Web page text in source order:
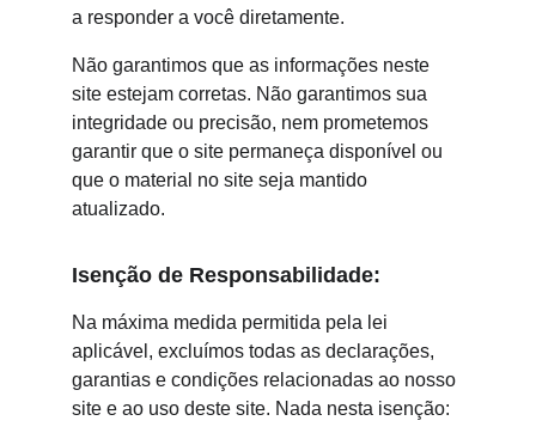
a responder a você diretamente.
Não garantimos que as informações neste
site estejam corretas. Não garantimos sua
integridade ou precisão, nem prometemos
garantir que o site permaneça disponível ou
que o material no site seja mantido
atualizado.
Isenção de Responsabilidade:
Na máxima medida permitida pela lei
aplicável, excluímos todas as declarações,
garantias e condições relacionadas ao nosso
site e ao uso deste site. Nada nesta isenção: